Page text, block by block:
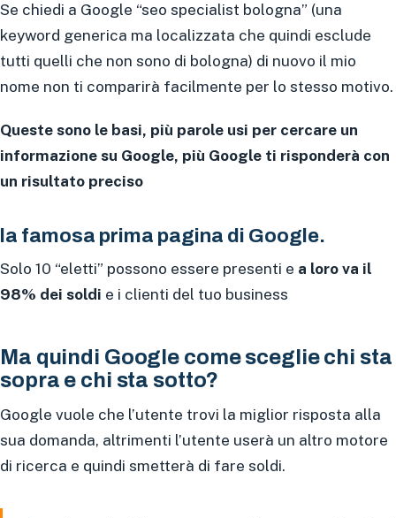
Se chiedi a Google “seo specialist bologna” (una
keyword generica ma localizzata che quindi esclude
tutti quelli che non sono di bologna) di nuovo il mio
nome non ti comparirà facilmente per lo stesso motivo.
Queste sono le basi, più parole usi per cercare un
informazione su Google, più Google ti risponderà con
un risultato preciso
la famosa prima pagina di Google.
Solo 10 “eletti” possono essere presenti e a loro va il
98% dei soldi e i clienti del tuo business
Ma quindi Google come sceglie chi sta
sopra e chi sta sotto?
Google vuole che l’utente trovi la miglior risposta alla
sua domanda, altrimenti l’utente userà un altro motore
di ricerca e quindi smetterà di fare soldi.